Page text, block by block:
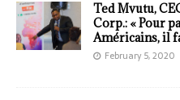
Ted Mvutu,
Corp.: « Pour
Américains, il
February 5, 2020